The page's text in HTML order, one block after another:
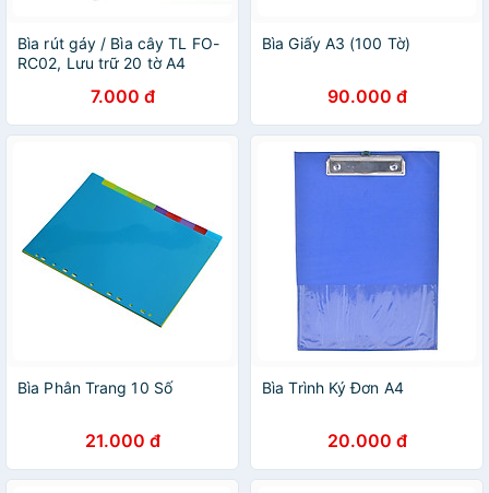
Bìa rút gáy / Bìa cây TL FO-
RC02, Lưu trữ 20 tờ A4
7.000 đ
Bìa Giấy A3 (100 Tờ)
90.000 đ
Bìa Phân Trang 10 Số
21.000 đ
Bìa Trình Ký Đơn A4
20.000 đ